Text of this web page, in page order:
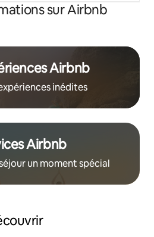
sur Airbnb
Airbnb
inédites
Airbnb
un moment spécial